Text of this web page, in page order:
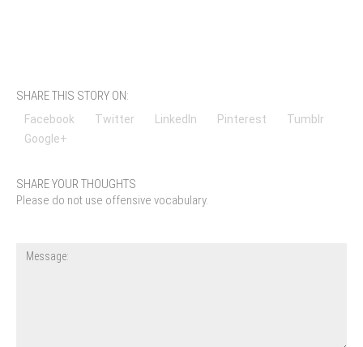
SHARE THIS STORY ON:
Facebook Twitter LinkedIn Pinterest
Tumblr
Google+
SHARE YOUR THOUGHTS
Please do not use offensive vocabulary.